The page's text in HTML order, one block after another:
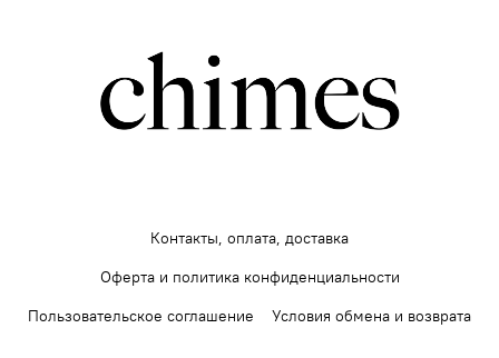
Контакты, оплата, доставка
Оферта и политика конфиденциальности
Пользовательское соглашение
Условия обмена и возврата